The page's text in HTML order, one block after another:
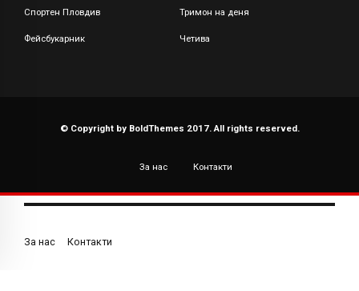
Спортен Пловдив Тримон на деня
Фейсбукарник Четива
© Copyright by BoldThemes 2017. All rights reserved.
За нас Контакти
За нас Контакти